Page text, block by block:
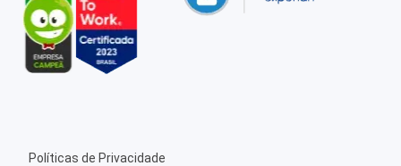
Políticas de Privacidade